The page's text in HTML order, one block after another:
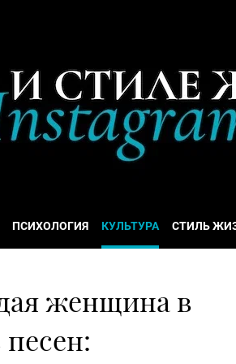
ПСИХОЛОГИЯ КУЛЬТУРА СТИЛЬ
женщина в